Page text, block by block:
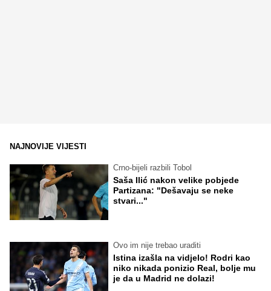
NAJNOVIJE VIJESTI
Crno-bijeli razbili Tobol
Saša Ilić nakon velike pobjede
Partizana: "Dešavaju se neke
stvari..."
Ovo im nije trebao uraditi
Istina izašla na vidjelo! Rodri kao
niko nikada ponizio Real, bolje mu
je da u Madrid ne dolazi!